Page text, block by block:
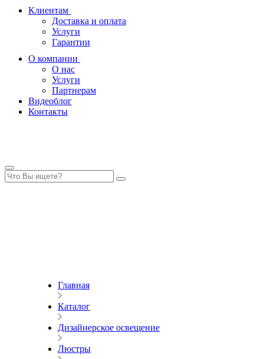
Клиентам
Доставка и оплата
Услуги
Гарантии
О компании
О нас
Услуги
Партнерам
Видеоблог
Контакты
Главная
Каталог
Дизайнерское освещение
Люстры